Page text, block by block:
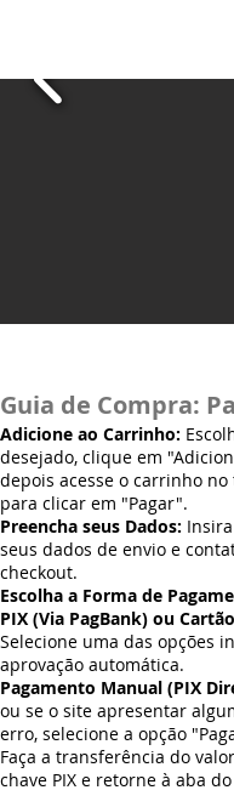
Guia de Compra:
Adicione ao Carrinho:
desejado, clique em
depois acesse o carrinho
para clicar em "Pagar".
Preencha seus Dados:
seus dados de envio e
checkout.
Escolha a Forma de
PIX (Via PagBank) ou
Selecione uma das opções
aprovação automática.
Pagamento Manual (PIX
ou se o site apresentar
erro, selecione a opção
Faça a transferência do
chave PIX e retorne à aba